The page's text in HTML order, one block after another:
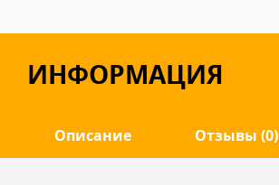
ИНФОРМАЦИЯ
Описание Отзывы (0)